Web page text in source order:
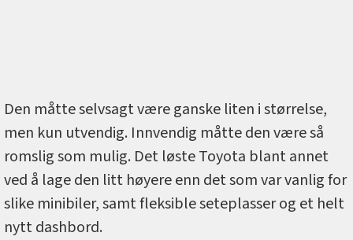
Den måtte selvsagt være ganske liten i størrelse,
men kun utvendig. Innvendig måtte den være så
romslig som mulig. Det løste Toyota blant annet
ved å lage den litt høyere enn det som var vanlig for
slike minibiler, samt fleksible seteplasser og et helt
nytt dashbord.